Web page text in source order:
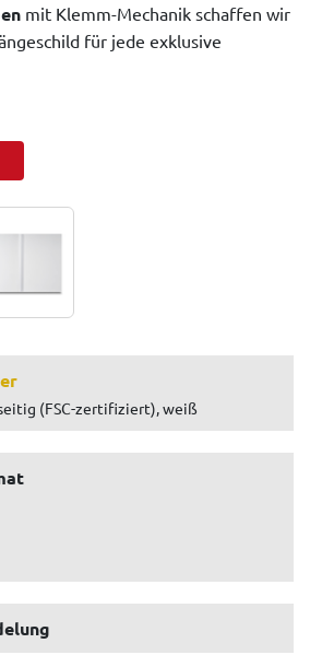
mit Klemm-Mechanik schaffen wir
für jede exklusive
(FSC-zertifiziert), weiß